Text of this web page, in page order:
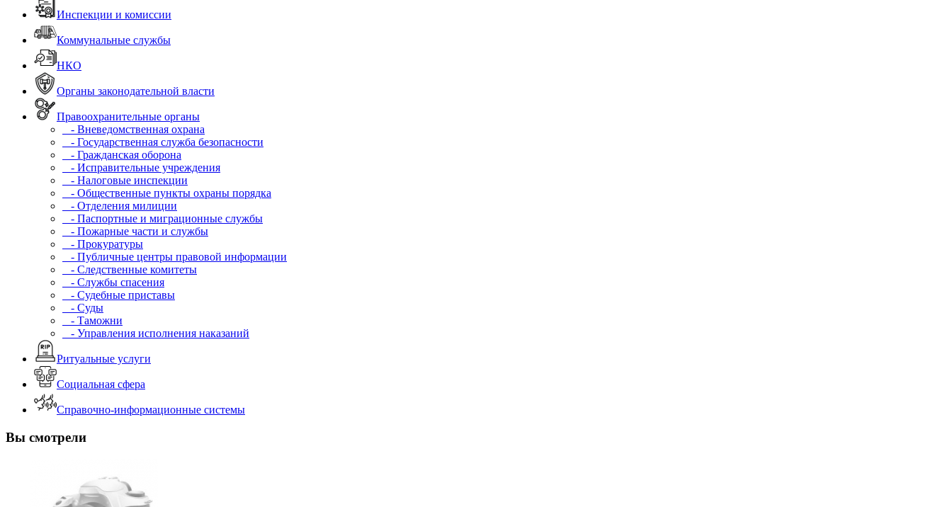
Инспекции и комиссии
Коммунальные службы
НКО
Органы законодательной власти
Правоохранительные органы
- Вневедомственная охрана
- Государственная служба безопасности
- Гражданская оборона
- Исправительные учреждения
- Налоговые инспекции
- Общественные пункты охраны порядка
- Отделения милиции
- Паспортные и миграционные службы
- Пожарные части и службы
- Прокуратуры
- Публичные центры правовой информации
- Следственные комитеты
- Службы спасения
- Судебные приставы
- Суды
- Таможни
- Управления исполнения наказаний
Ритуальные услуги
Социальная сфера
Справочно-информационные системы
Вы смотрели